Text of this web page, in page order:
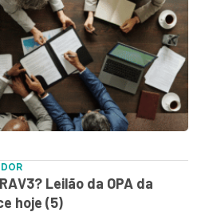
Leilão da OPA da
hoje (5)